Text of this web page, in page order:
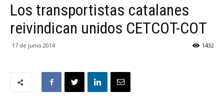
Los transportistas catalanes
reivindican unidos CETCOT-COT
17 de junio 2014 1432